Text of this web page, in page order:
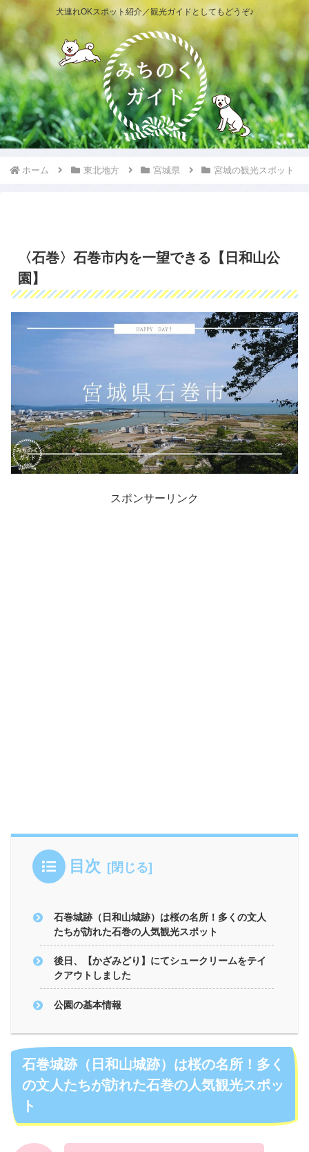
犬連れOKスポット紹介／観光ガイドとしてもどうぞ♪
ホーム 東北地方 宮城県 宮城の観光スポット
〈石巻〉石巻市内を一望できる【日和山公
園】
スポンサーリンク
目次
石巻城跡（日和山城跡）は桜の名所！多くの文人
たちが訪れた石巻の人気観光スポット
後日、【かざみどり】にてシュークリームをテイ
クアウトしました
公園の基本情報
石巻城跡（日和山城跡）は桜の名所！多く
の文人たちが訪れた石巻の人気観光スポッ
ト